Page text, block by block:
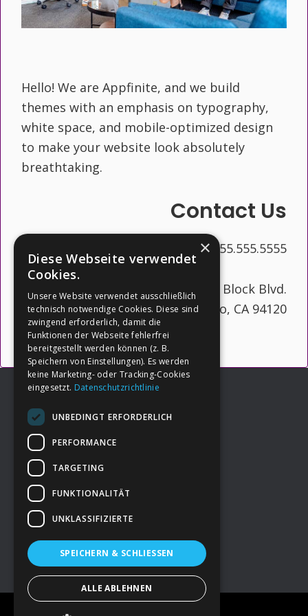
Hello! We are Appfinite, and we build
themes with an emphasis on typography,
white space, and mobile-optimized design
to make your website look absolutely
breathtaking.
Contact Us
555.555.5555
1234 Block Blvd.
San Francisco, CA 94120
Footer
→Deine Spende
→Impressum
→Kontakt zum PAO Team
×
Diese Webseite verwendet
Cookies.
Unsere Website verwendet ausschließlich
technisch notwendige Cookies. Diese sind
zwingend erforderlich, damit die
Funktionen der Webseite fehlerfrei
bereitgestellt werden können (z. B.
Speichern von Einstellungen). Es werden
keine Marketing- oder Tracking-Cookies
eingesetzt. Datenschutzrichtlinie
UNBEDINGT ERFORDERLICH
PERFORMANCE
TARGETING
FUNKTIONALITÄT
UNKLASSIFIZIERTE
SPEICHERN & SCHLIESSEN
ALLE ABLEHNEN